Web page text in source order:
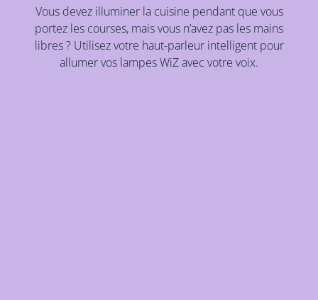
Vous devez illuminer la cuisine pendant que vous
portez les courses, mais vous n’avez pas les mains
libres ? Utilisez votre haut-parleur intelligent pour
allumer vos lampes WiZ avec votre voix.